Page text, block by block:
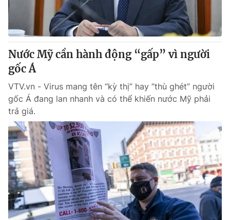
Nước Mỹ cần hành động “gấp” vì người
gốc Á
VTV.vn - Virus mang tên “kỳ thị” hay “thù ghét” người
gốc Á đang lan nhanh và có thể khiến nước Mỹ phải
trả giá.